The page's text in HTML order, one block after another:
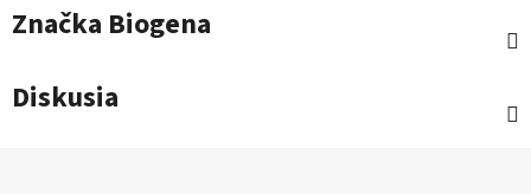
Značka Biogena
Diskusia